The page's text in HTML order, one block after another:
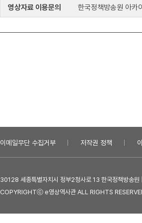
영상자료 이용문의 한국정책방송원 아
이메일무단 수집거부 저작권 정책
30128 세종특별자치시 정부2청사로 13 한국정책방
COPYRIGHTⓒ e영상역사관 ALL RIGHTS